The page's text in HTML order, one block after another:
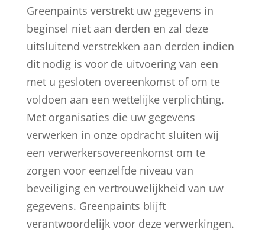
Greenpaints verstrekt uw gegevens in
beginsel niet aan derden en zal deze
uitsluitend verstrekken aan derden indien
dit nodig is voor de uitvoering van een
met u gesloten overeenkomst of om te
voldoen aan een wettelijke verplichting.
Met organisaties die uw gegevens
verwerken in onze opdracht sluiten wij
een verwerkersovereenkomst om te
zorgen voor eenzelfde niveau van
beveiliging en vertrouwelijkheid van uw
gegevens. Greenpaints blijft
verantwoordelijk voor deze verwerkingen.